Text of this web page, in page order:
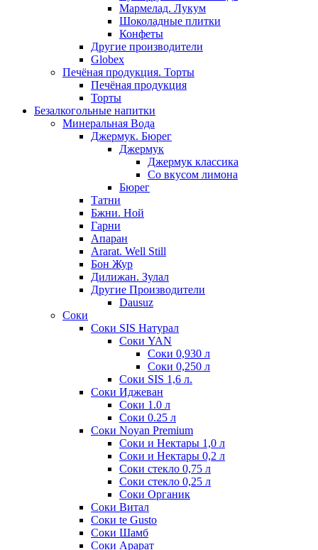
Мармелад. Лукум
Шоколадные плитки
Конфеты
Другие производители
Globex
Печёная продукция. Торты
Печёная продукция
Торты
Безалкогольные напитки
Минеральная Вода
Джермук. Бюрег
Джермук
Джермук классика
Со вкусом лимона
Бюрег
Татни
Бжни. Ной
Гарни
Апаран
Ararat. Well Still
Бон Жур
Дилижан. Зулал
Другие Производители
Dausuz
Соки
Соки SIS Натурал
Соки YAN
Соки 0,930 л
Соки 0,250 л
Соки SIS 1,6 л.
Соки Иджеван
Соки 1.0 л
Соки 0.25 л
Соки Noyan Premium
Соки и Нектары 1,0 л
Соки и Нектары 0,2 л
Соки стекло 0,75 л
Соки стекло 0,25 л
Соки Органик
Соки Витал
Соки te Gusto
Соки Шамб
Соки Арарат